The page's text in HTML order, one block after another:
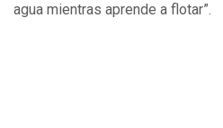
agua mientras aprende a flotar”.